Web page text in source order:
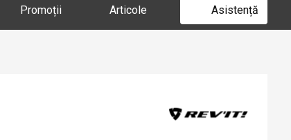
Promoții Articole Asistență